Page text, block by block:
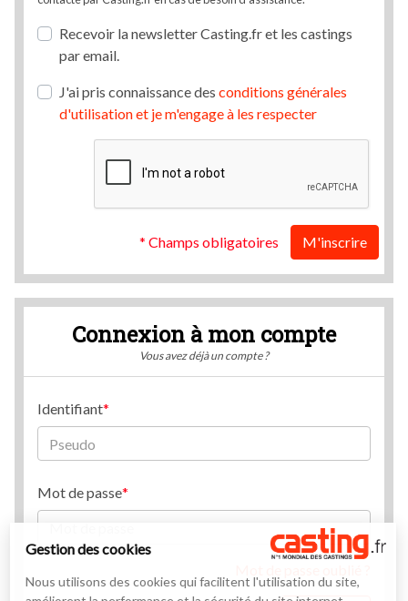
Recevoir la newsletter Casting.fr et les castings
par email.
J'ai pris connaissance des conditions générales
d'utilisation et je m'engage à les respecter
* Champs obligatoires M'inscrire
Connexion à mon compte
Vous avez déjà un compte ?
Identifiant
Mot de passe
Gestion des cookies
Nous utilisons des cookies qui facilitent l'utilisation du site,